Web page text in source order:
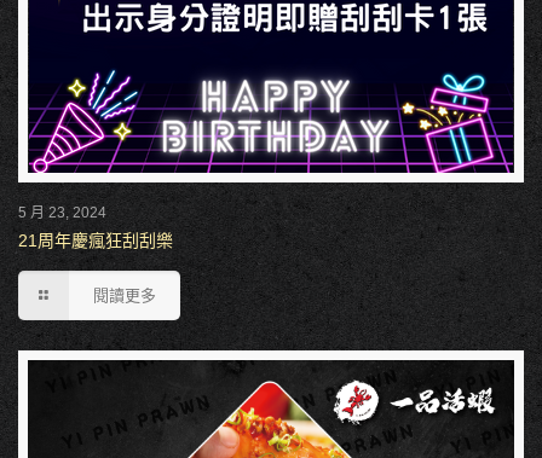
5 月 23, 2024
21周年慶瘋狂刮刮樂
閱讀更多